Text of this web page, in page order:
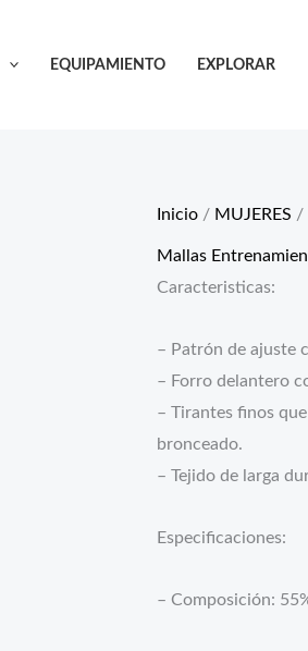
EQUIPAMIENTO EXPLORAR
Inicio / MUJERES /
Mallas
Caracteristicas:
– Patrón de ajuste
– Forro delantero
– Tirantes finos
bronceado.
– Tejido de larga
Especificaciones:
– Composición: